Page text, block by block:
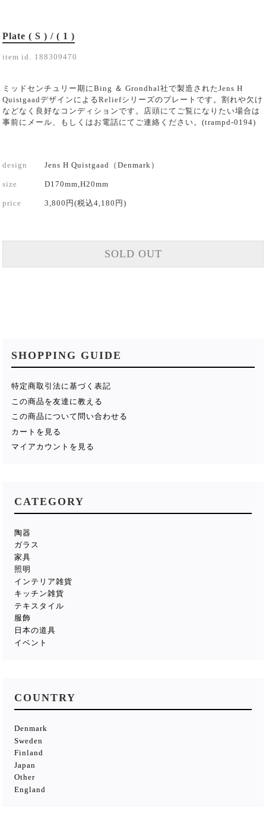
Plate ( S ) / ( 1 )
item id. 188309470
ミッドセンチュリー期にBing ＆ Grondhal社で製造されたJens H
QuistgaadデザインによるReliefシリーズのプレートです。割れや欠け
などなく良好なコンディションです。店頭にてご覧になりたい場合は
事前にメール、もしくはお電話にてご連絡ください。(trampd-0194)
design Jens H Quistgaad（Denmark）
size D170mm,H20mm
price 3,800円(税込4,180円)
SOLD OUT
SHOPPING GUIDE
特定商取引法に基づく表記
この商品を友達に教える
この商品について問い合わせる
カートを見る
マイアカウントを見る
CATEGORY
陶器
ガラス
家具
照明
インテリア雑貨
キッチン雑貨
テキスタイル
服飾
日本の道具
イベント
COUNTRY
Denmark
Sweden
Finland
Japan
Other
England